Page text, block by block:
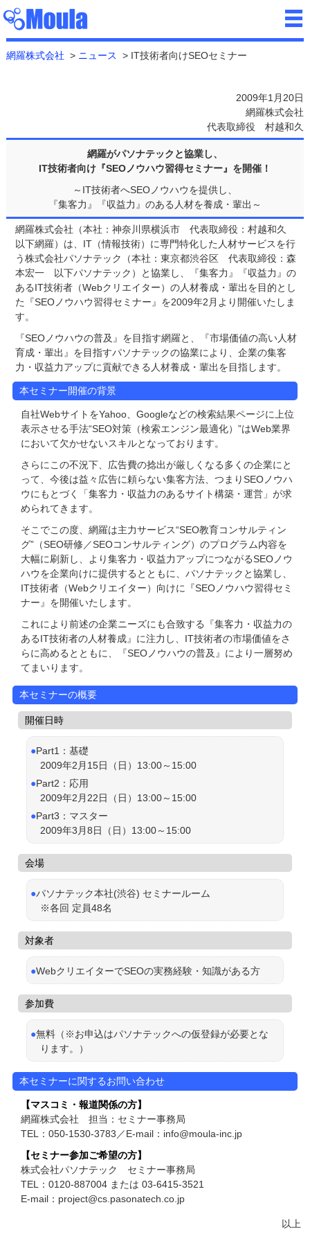
網羅株式会社 ニュース IT技術者向けSEOセミナー
2009年1月20日
網羅株式会社
代表取締役 村越和久
網羅がパソナテックと協業し、
IT技術者向け『SEOノウハウ習得セミナー』を開催！
IT技術者へSEOノウハウを提供し、
『集客力』『収益力』のある人材を養成・輩出
網羅株式会社（本社：神奈川県横浜市 代表取締役：村越和久
以下網羅）は、IT（情報技術）に専門特化した人材サービスを行
う株式会社パソナテック（本社：東京都渋谷区 代表取締役：森
本宏一 以下パソナテック）と協業し、『集客力』『収益力』の
あるIT技術者（Webクリエイター）の人材養成・輩出を目的とし
た『SEOノウハウ習得セミナー』を2009年2月より開催いたしま
す。
『SEOノウハウの普及』を目指す網羅と、『市場価値の高い人材
育成・輩出』を目指すパソナテックの協業により、企業の集客
力・収益力アップに貢献できる人材養成・輩出を目指します。
本セミナー開催の背景
自社WebサイトをYahoo、Googleなどの検索結果ページに上位
表示させる手法“SEO対策（検索エンジン最適化）”はWeb業界
において欠かせないスキルとなっております。
さらにこの不況下、広告費の捻出が厳しくなる多くの企業にと
って、今後は益々広告に頼らない集客方法、つまりSEOノウハ
ウにもとづく「集客力・収益力のあるサイト構築・運営」が求
められてきます。
そこでこの度、網羅は主力サービス“SEO教育コンサルティン
グ”（SEO研修／SEOコンサルティング）のプログラム内容を
大幅に刷新し、より集客力・収益力アップにつながるSEOノウ
ハウを企業向けに提供するとともに、パソナテックと協業し、
IT技術者（Webクリエイター）向けに『SEOノウハウ習得セミ
ナー』を開催いたします。
これにより前述の企業ニーズにも合致する『集客力・収益力の
あるIT技術者の人材養成』に注力し、IT技術者の市場価値をさ
らに高めるとともに、『SEOノウハウの普及』により一層努め
てまいります。
本セミナーの概要
開催日時
Part1：基礎
2009年2月15日（日）13:00～15:00
Part2：応用
2009年2月22日（日）13:00～15:00
Part3：マスター
2009年3月8日（日）13:00～15:00
会場
パソナテック本社(渋谷) セミナールーム
※各回 定員48名
対象者
WebクリエイターでSEOの実務経験・知識がある方
参加費
無料（※お申込はパソナテックへの仮登録が必要とな
ります。）
本セミナーに関するお問い合わせ
【マスコミ・報道関係の方】
網羅株式会社 担当：セミナー事務局
TEL：050-1530-3783／E-mail：info@moula-inc.jp
【セミナー参加ご希望の方】
株式会社パソナテック セミナー事務局
TEL：0120-887004 または 03-6415-3521
E-mail：project@cs.pasonatech.co.jp
以上